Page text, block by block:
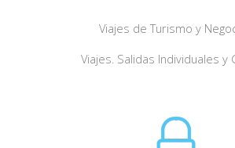
Viajes de Turismo y
Viajes. Salidas Individuales y